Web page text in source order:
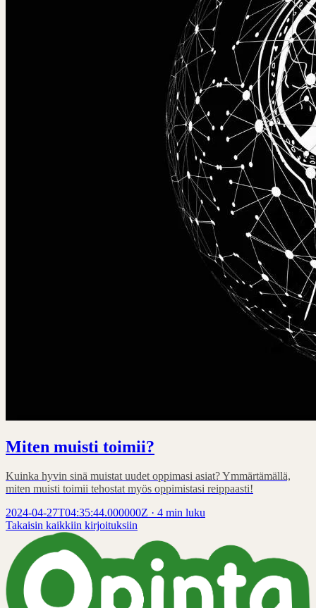
Miten muisti toimii?
Kuinka hyvin sinä muistat uudet oppimasi asiat? Ymmärtämällä,
miten muisti toimii tehostat myös oppimistasi reippaasti!
2024-04-27T04:35:44.000000Z · 4 min luku
Takaisin kaikkiin kirjoituksiin